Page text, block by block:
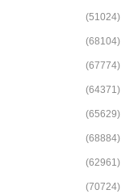
(51024)
(68104)
(67774)
(64371)
(65629)
(68884)
(62961)
(70724)